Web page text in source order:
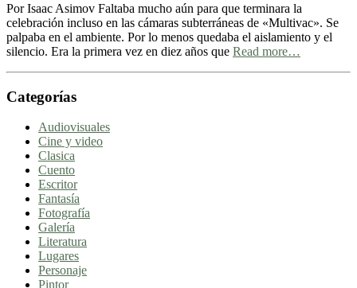
Por Isaac Asimov Faltaba mucho aún para que terminara la
celebración incluso en las cámaras subterráneas de «Multivac». Se
palpaba en el ambiente. Por lo menos quedaba el aislamiento y el
silencio. Era la primera vez en diez años que Read more…
Categorías
Audiovisuales
Cine y video
Clasica
Cuento
Escritor
Fantasía
Fotografía
Galería
Literatura
Lugares
Personaje
Pintor